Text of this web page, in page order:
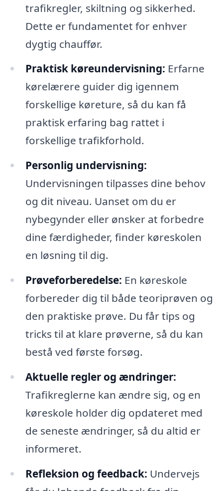
trafikregler, skiltning og sikkerhed.
Dette er fundamentet for enhver
dygtig chauffør.
Praktisk køreundervisning: Erfarne
kørelærere guider dig igennem
forskellige køreture, så du kan få
praktisk erfaring bag rattet i
forskellige trafikforhold.
Personlig undervisning:
Undervisningen tilpasses dine behov
og dit niveau. Uanset om du er
nybegynder eller ønsker at forbedre
dine færdigheder, finder køreskolen
en løsning til dig.
Prøveforberedelse: En køreskole
forbereder dig til både teoriprøven og
den praktiske prøve. Du får tips og
tricks til at klare prøverne, så du kan
bestå ved første forsøg.
Aktuelle regler og ændringer:
Trafikreglerne kan ændre sig, og en
køreskole holder dig opdateret med
de seneste ændringer, så du altid er
informeret.
Refleksion og feedback: Undervejs